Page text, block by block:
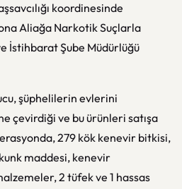
koordinesinde
Aliağa Narkotik Suçlarla
İstihbarat Şube Müdürlüğü
şüphelilerin evlerini
çevirdiği ve bu ürünleri satışa
279 kök kenevir bitkisi,
maddesi, kenevir
2 tüfek ve 1 hassas